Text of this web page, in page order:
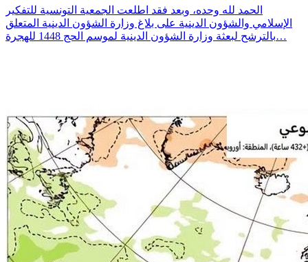
الحمد لله وحده، وبعد فقد اطلعت الجمعية التونسية للتفكير
الإسلامي والشؤون الدينية على بلاغ وزارة الشؤون الدينية المتعلق
بالترشح لبعثة وزارة الشؤون الدينية لموسم الحج 1448 للهجرة…